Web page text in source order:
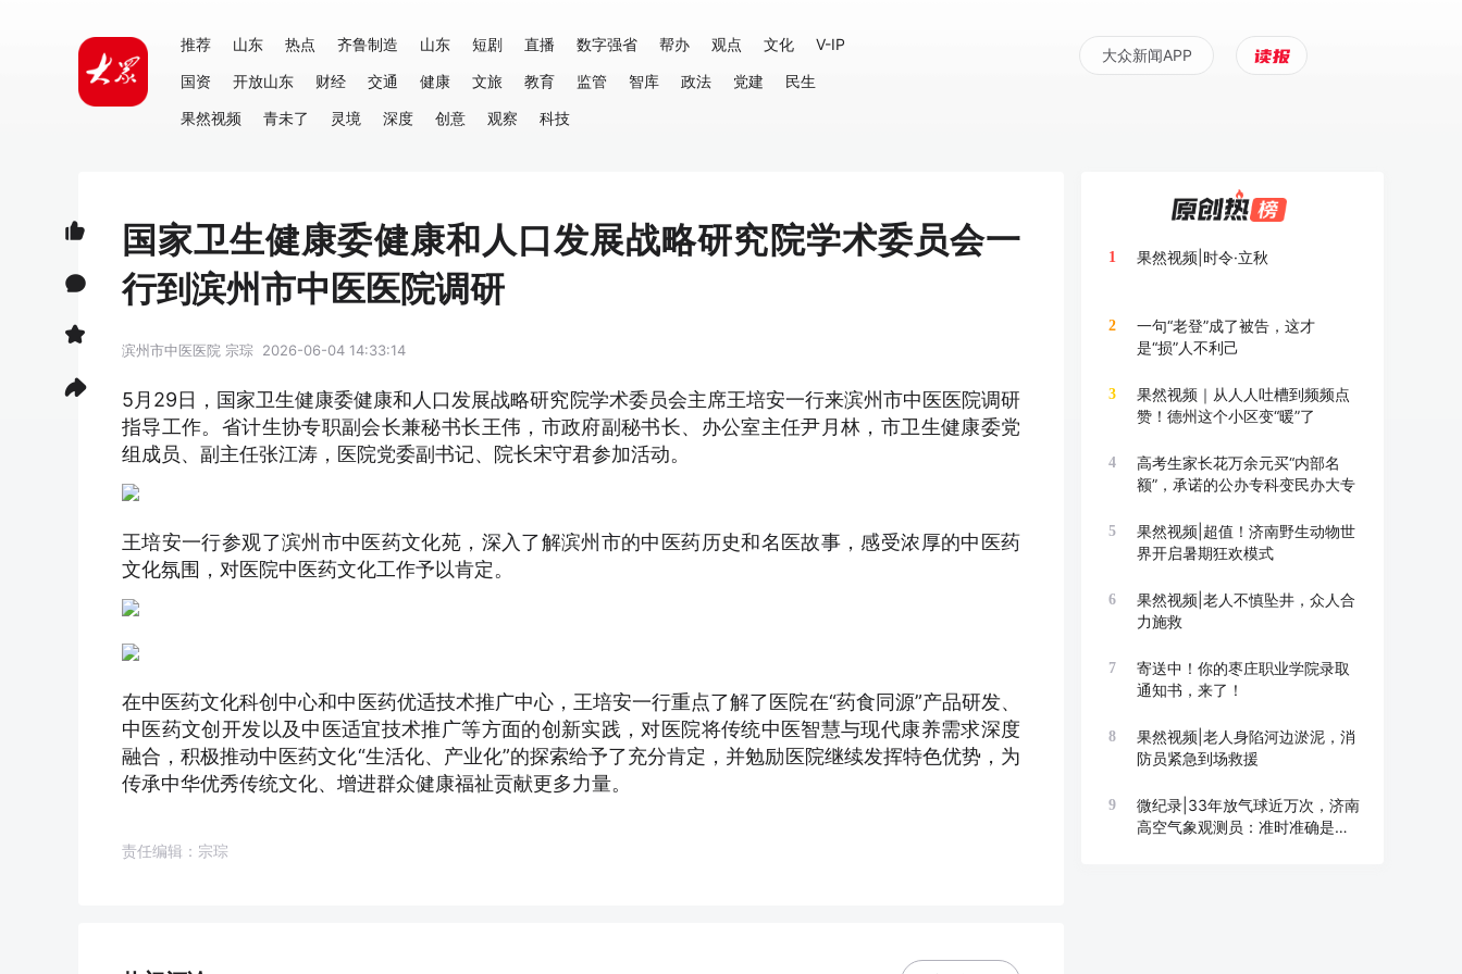
推荐 山东 热点 齐鲁制造 山东 短剧 直播 数字强省 帮办 观点 文化
V-IP
国资
开放山东 财经 交通 健康 文旅 教育 监管 智库 政法 党建
民生
果然视频
青未了 灵境 深度 创意 观察 科技
大众新闻APP
国家卫生健康委健康和人口发展战略研究院学术委员会一
行到滨州市中医医院调研
滨州市中医医院 宗琮 2026-06-04 14:33:14
5月29日，国家卫生健康委健康和人口发展战略研究院学术委员会主席王培安一行来滨州市中医医院调研
指导工作。省计生协专职副会长兼秘书长王伟，市政府副秘书长、办公室主任尹月林，市卫生健康委党
组成员、副主任张江涛，医院党委副书记、院长宋守君参加活动。
王培安一行参观了滨州市中医药文化苑，深入了解滨州市的中医药历史和名医故事，感受浓厚的中医药
文化氛围，对医院中医药文化工作予以肯定。
在中医药文化科创中心和中医药优适技术推广中心，王培安一行重点了解了医院在“药食同源”产品研发、
中医药文创开发以及中医适宜技术推广等方面的创新实践，对医院将传统中医智慧与现代康养需求深度
融合，积极推动中医药文化“生活化、产业化”的探索给予了充分肯定，并勉励医院继续发挥特色优势，为
传承中华优秀传统文化、增进群众健康福祉贡献更多力量。
责任编辑：宗琮
1 果然视频|时令·立秋
2
一句“老登”成了被告，这才
是“损”人不利己
3
果然视频｜从人人吐槽到频频点
赞！德州这个小区变“暖”了
4
高考生家长花万余元买“内部名
额”，承诺的公办专科变民办大专
5
果然视频|超值！济南野生动物世
界开启暑期狂欢模式
6
果然视频|老人不慎坠井，众人合
力施救
7
寄送中！你的枣庄职业学院录取
通知书，来了！
8
果然视频|老人身陷河边淤泥，消
防员紧急到场救援
9
微纪录|33年放气球近万次，济南
高空气象观测员：准时准确是底